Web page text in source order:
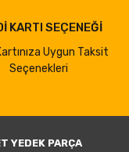
KARTI SEÇENEĞİ
Uygun Taksit
Seçenekleri
YEDEK PARÇA